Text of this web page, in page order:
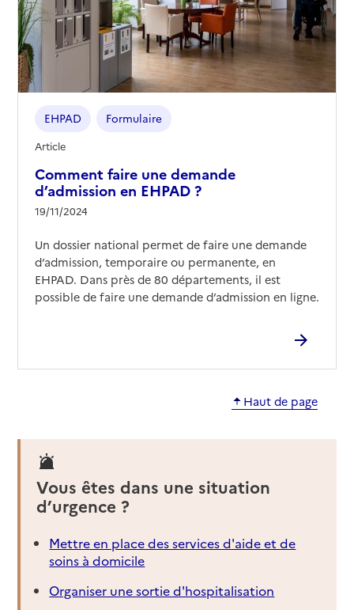
Comment faire une demande
d’admission en EHPAD ?
19/11/2024
EHPAD Formulaire
Article
Un dossier national permet de faire une demande
d’admission, temporaire ou permanente, en
EHPAD. Dans près de 80 départements, il est
possible de faire une demande d’admission en ligne.
Haut de page
Vous êtes dans une situation
d’urgence ?
Mettre en place des services d'aide et de
soins à domicile
Organiser une sortie d'hospitalisation